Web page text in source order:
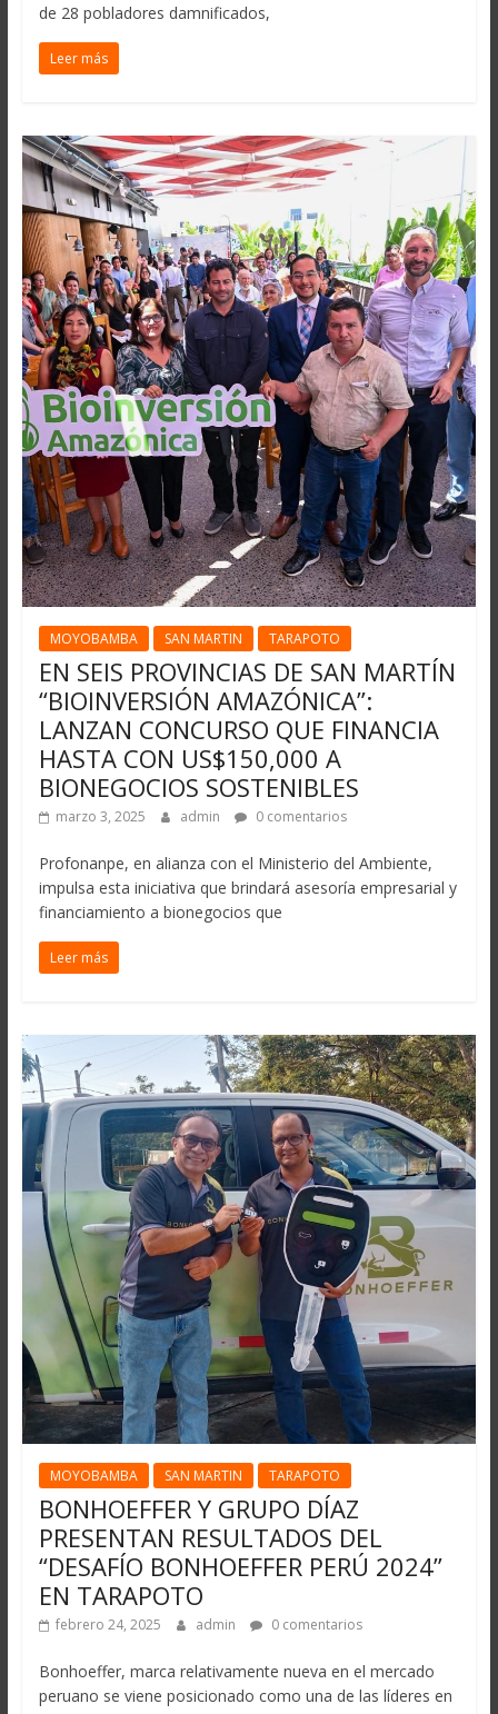
de 28 pobladores damnificados,
Leer más
MOYOBAMBA SAN MARTIN TARAPOTO
EN SEIS PROVINCIAS DE SAN MARTÍN
“BIOINVERSIÓN AMAZÓNICA”:
LANZAN CONCURSO QUE FINANCIA
HASTA CON US$150,000 A
BIONEGOCIOS SOSTENIBLES
marzo 3, 2025 admin 0 comentarios
Profonanpe, en alianza con el Ministerio del Ambiente,
impulsa esta iniciativa que brindará asesoría empresarial y
financiamiento a bionegocios que
Leer más
MOYOBAMBA SAN MARTIN TARAPOTO
BONHOEFFER Y GRUPO DÍAZ
PRESENTAN RESULTADOS DEL
“DESAFÍO BONHOEFFER PERÚ 2024”
EN TARAPOTO
febrero 24, 2025 admin 0 comentarios
Bonhoeffer, marca relativamente nueva en el mercado
peruano se viene posicionado como una de las líderes en